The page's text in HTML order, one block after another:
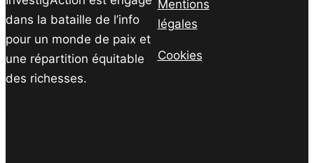
dans la bataille de l’info
pour un monde de paix et
une répartition équitable
des richesses.
Mentions
légales
Cookies